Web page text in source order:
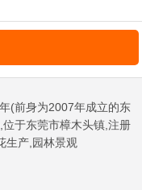
(前身为2007年成立的东
于东莞市樟木头镇,注册
生产,园林景观